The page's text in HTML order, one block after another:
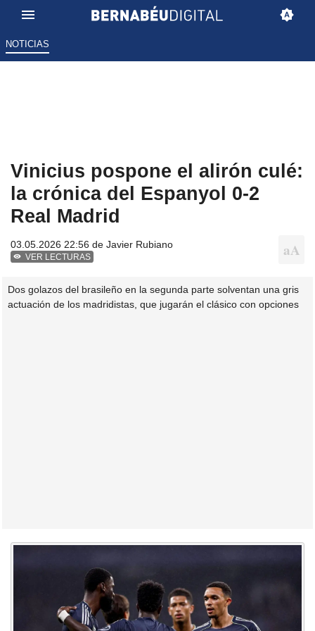
NOTICIAS
Vinicius pospone el alirón culé:
la crónica del Espanyol 0-2
Real Madrid
03.05.2026 22:56 de Javier Rubiano
VER LECTURAS
Dos golazos del brasileño en la segunda parte solventan una gris
actuación de los madridistas, que jugarán el clásico con opciones